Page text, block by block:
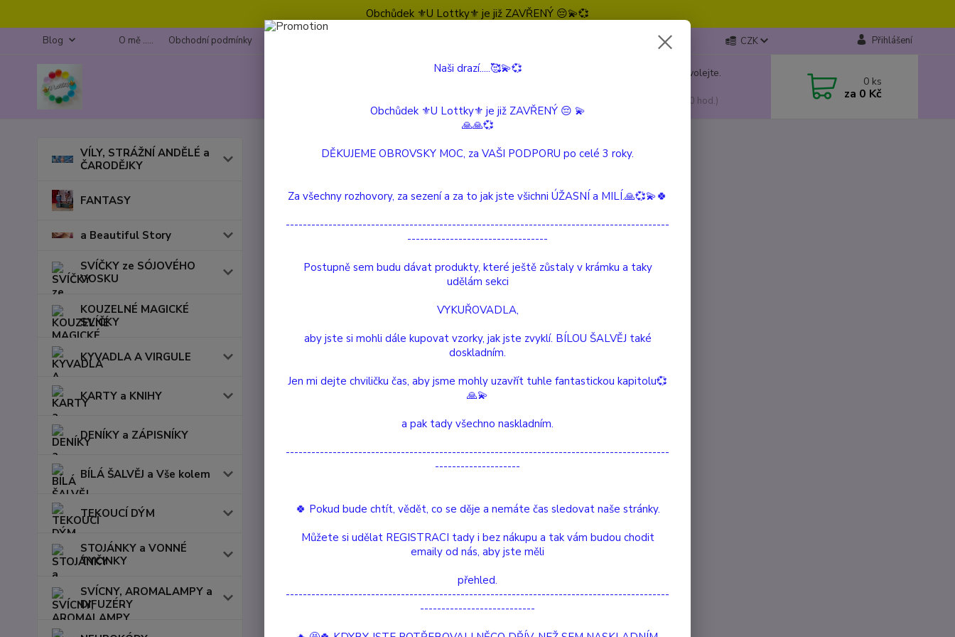
Obchůdek ⚜️U Lottky⚜️ je již ZAVŘENÝ 😔💫💞
Blog O mě ..... Obchodní podmínky CZK Přihlášení
Nevíte si rady? Zavolejte.
(Po-Pá, 10:00-15:00 hod.)
0 ks
za 0 Kč
VÍLY, STRÁŽNÍ ANDĚLÉ a
ČARODĚJKY
FANTASY
a Beautiful Story
SVÍČKY ze SÓJOVÉHO
VOSKU
KOUZELNÉ MAGICKÉ
SVÍČKY
KYVADLA A VIRGULE
KARTY a KNIHY
DENÍKY a ZÁPISNÍKY
BÍLÁ ŠALVĚJ a Vše kolem
TEKOUCÍ DÝM
STOJÁNKY a VONNÉ
TYČINKY
SVÍCNY, AROMALAMPY a
DIFUZÉRY
Šperky by LOTTKA
Naši drazí.....🥰💫💞
Obchůdek ⚜️U Lottky⚜️ je již ZAVŘENÝ 😔 💫
🙏🙏💞
DĚKUJEME OBROVSKY MOC, za VAŠI PODPORU po celé 3 roky.
Za všechny rozhovory, za sezení a za to jak jste všichni ÚŽASNÍ a MILÍ.🙏💞💫🍀
------------------------------------------------------------------------------------------
---------------------------------
Postupně sem budu dávat produkty, které ještě zůstaly v krámku a taky
udělám sekci
VYKUŘOVADLA,
aby jste si mohli dále kupovat vzorky, jak jste zvyklí. BÍLOU ŠALVĚJ také
doskladním.
Jen mi dejte chviličku čas, aby jsme mohly uzavřít tuhle fantastickou kapitolu💞
🙏💫
a pak tady všechno naskladním.
------------------------------------------------------------------------------------------
--------------------
🍀 Pokud bude chtít, vědět, co se děje a nemáte čas sledovat naše stránky.
Můžete si udělat REGISTRACI tady i bez nákupu a tak vám budou chodit
emaily od nás, aby jste měli
přehled.
------------------------------------------------------------------------------------------
---------------------------